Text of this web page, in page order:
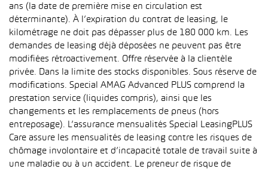
ans (la date de première mise en circulation est
déterminante). À l’expiration du contrat de leasing, le
kilométrage ne doit pas dépasser plus de 180 000 km. Les
demandes de leasing déjà déposées ne peuvent pas être
modifiées rétroactivement. Offre réservée à la clientèle
privée. Dans la limite des stocks disponibles. Sous réserve de
modifications. Special AMAG Advanced PLUS comprend la
prestation service (liquides compris), ainsi que les
changements et les remplacements de pneus (hors
entreposage). L’assurance mensualités Special LeasingPLUS
Care assure les mensualités de leasing contre les risques de
chômage involontaire et d’incapacité totale de travail suite à
une maladie ou à un accident. Le preneur de risque de